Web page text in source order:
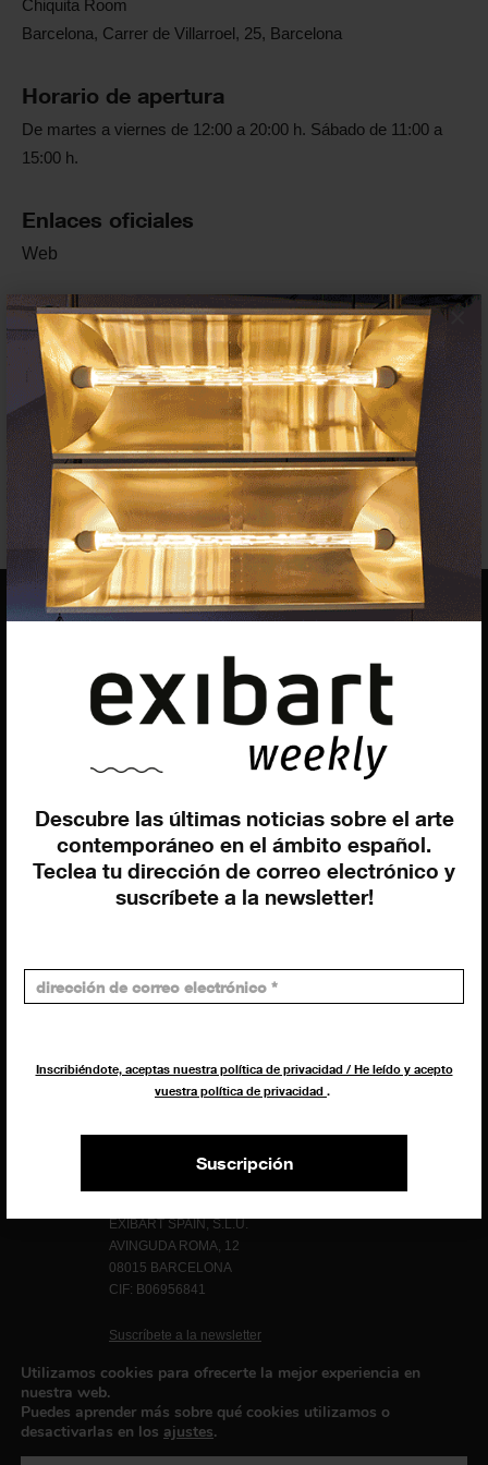
Descubre las últimas noticias sobre el arte
contemporáneo en el ámbito español.
Teclea tu dirección de correo electrónico y
suscríbete a la newsletter!
Inscribiéndote, aceptas nuestra política de privacidad / He leído y acepto
vuestra política de privacidad .
Suscripción
×
Chiquita Room
Barcelona, Carrer de Villarroel, 25, Barcelona
Horario de apertura
De martes a viernes de 12:00 a 20:00 h. Sábado de 11:00 a
15:00 h.
Enlaces oficiales
Web
Artista/s
Linda Sanchez
Baptiste Croze
Producción - Organización
Chiquita Room
Dirección general
Carolina Ciuti
Administración
Evelyn Parretti
Programación y diseño web
Giovanni Costante
EXIBART SPAIN, S.L.U.
AVINGUDA ROMA, 12
08015 BARCELONA
CIF: B06956841
Suscríbete a la newsletter
Política de privacidad
Utilizamos cookies para ofrecerte la mejor experiencia en
nuestra web.
Puedes aprender más sobre qué cookies utilizamos o
desactivarlas en los ajustes.